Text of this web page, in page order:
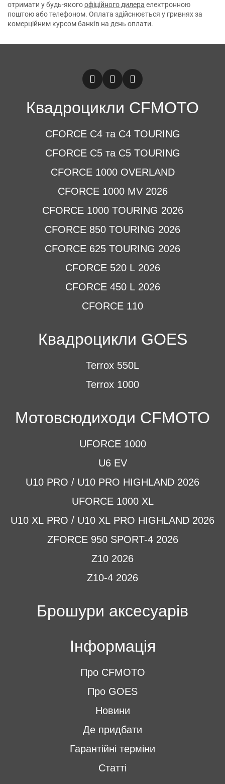
отримати у будь-якогоофіційного дилера електронною
поштою або телефоном. Оплата здійснюється у гривнях за
комерційним курсом банків на день оплати.
Квадроцикли CFMOTO
CFORCE C4 та C4 TOURING
CFORCE C5 та C5 TOURING
CFORCE 1000 OVERLAND
CFORCE 1000 MV 2026
CFORCE 1000 TOURING 2026
CFORCE 850 TOURING 2026
CFORCE 625 TOURING 2026
CFORCE 520 L 2026
CFORCE 450 L 2026
CFORCE 110
Квадроцикли GOES
Terrox 550L
Terrox 1000
Мотовсюдиходи CFMOTO
UFORCE 1000
U6 EV
U10 PRO / U10 PRO HIGHLAND 2026
UFORCE 1000 XL
U10 XL PRO / U10 XL PRO HIGHLAND 2026
ZFORCE 950 SPORT-4 2026
Z10 2026
Z10-4 2026
Брошури аксесуарів
Інформація
Про CFMOTO
Про GOES
Новини
Де придбати
Гарантійні терміни
Статті